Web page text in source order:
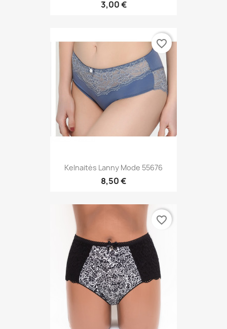
3,00 €
Kelnaitės Lanny Mode 55676
8,50 €
favorite_border
favorite_border